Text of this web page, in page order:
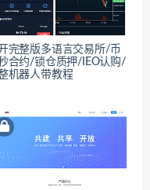
完整版多语言交易所/币
合约/锁仓质押/IEO认购/
机器人带教程